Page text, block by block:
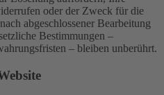
oder der Zweck für die
abgeschlossener Bearbeitung
Bestimmungen –
– bleiben unberührt.